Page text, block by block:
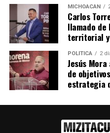
recursos
29 julio, 2013
En "Michoacán"
Policías tendrán acceso a
25 noviembre, 2014
MICHOACÁN
Carlos
llamado
territorial
POLÍTICA 2
Jesús
de
estrategia